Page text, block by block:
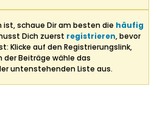
ist, schaue Dir am besten die häufig
Dich zuerst registrieren, bevor
Klicke auf den Registrierungslink,
Beiträge wähle das
untenstehenden Liste aus.